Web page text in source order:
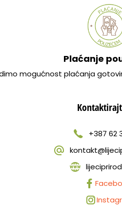
Plaćanje
mogućnost plaćanja
+387 62